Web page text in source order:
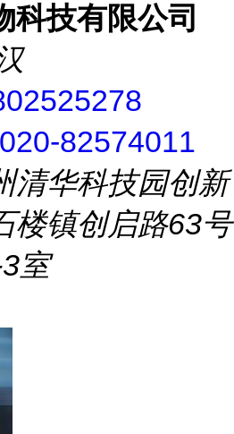
科技有限公司
82574011
清华科技园创新
楼镇创启路63号
室